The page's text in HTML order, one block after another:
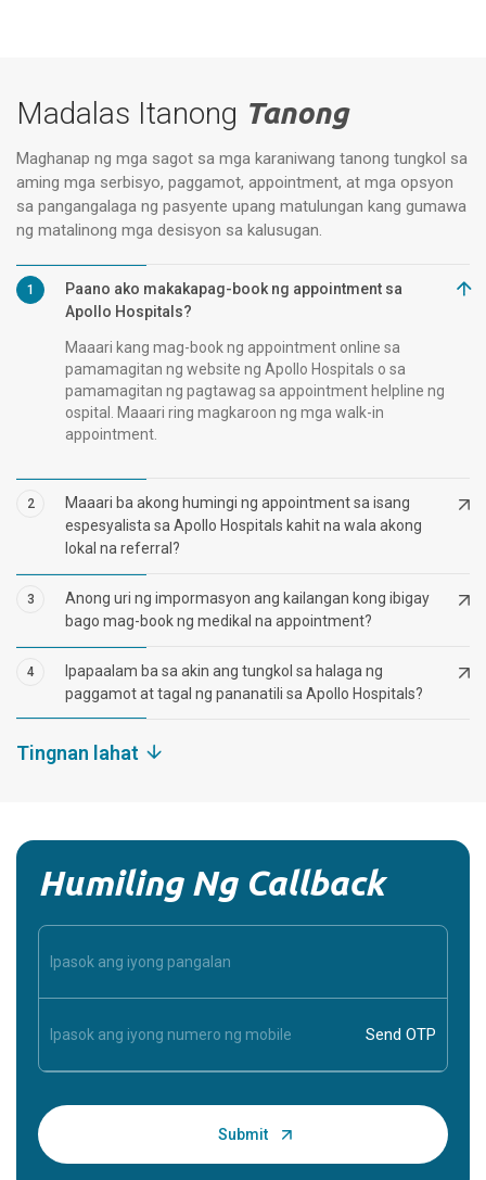
Madalas Itanong Tanong
Maghanap ng mga sagot sa mga karaniwang tanong tungkol sa
aming mga serbisyo, paggamot, appointment, at mga opsyon
sa pangangalaga ng pasyente upang matulungan kang gumawa
ng matalinong mga desisyon sa kalusugan.
1
Paano ako makakapag-book ng appointment sa
Apollo Hospitals?
Maaari kang mag-book ng appointment online sa
pamamagitan ng website ng Apollo Hospitals o sa
pamamagitan ng pagtawag sa appointment helpline ng
ospital. Maaari ring magkaroon ng mga walk-in
appointment.
2
Maaari ba akong humingi ng appointment sa isang
espesyalista sa Apollo Hospitals kahit na wala akong
lokal na referral?
3
Anong uri ng impormasyon ang kailangan kong ibigay
bago mag-book ng medikal na appointment?
4
Ipapaalam ba sa akin ang tungkol sa halaga ng
paggamot at tagal ng pananatili sa Apollo Hospitals?
Tingnan lahat
Humiling Ng Callback